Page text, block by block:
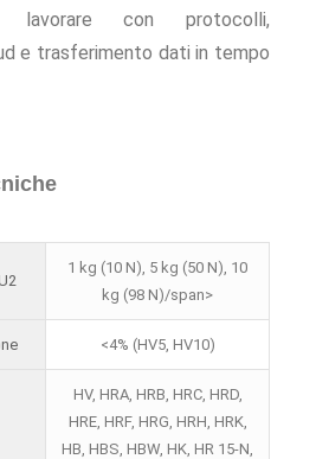
lavorare con protocolli,
e trasferimento dati in tempo
1 kg (10 N), 5 kg (50 N), 10
kg (98 N)/span>
<4% (HV5, HV10)
HV, HRA, HRB, HRC, HRD,
HRE, HRF, HRG, HRH, HRK,
HB, HBS, HBW, HK, HR 15-N,